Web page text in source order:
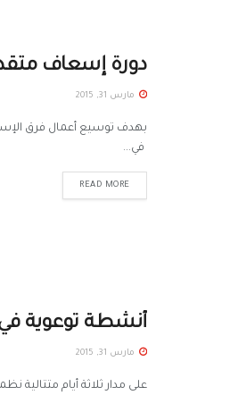
دورة إسعاف
مارس 31, 2015
بهدف توسيع أعمال فرق
في...
READ MORE
أنشطة توعوية
مارس 31, 2015
على مدار ثلاثة أيام متتالية